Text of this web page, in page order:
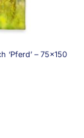
‘Pferd’ – 75×150